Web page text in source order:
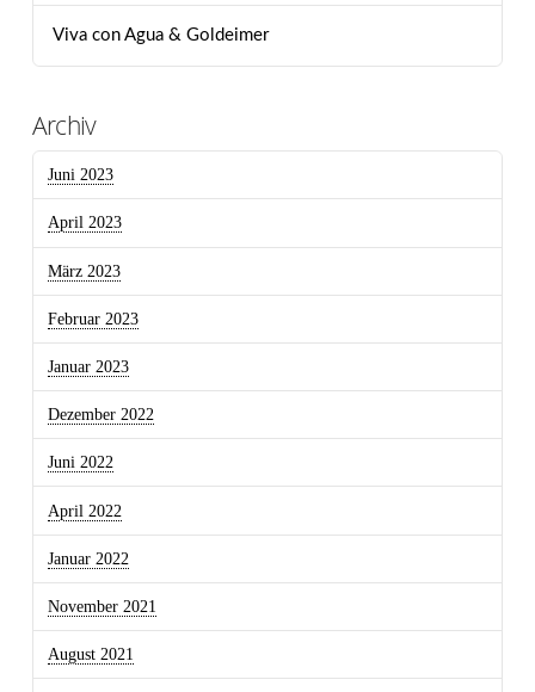
Viva con Agua & Goldeimer
Archiv
Juni 2023
April 2023
März 2023
Februar 2023
Januar 2023
Dezember 2022
Juni 2022
April 2022
Januar 2022
November 2021
August 2021